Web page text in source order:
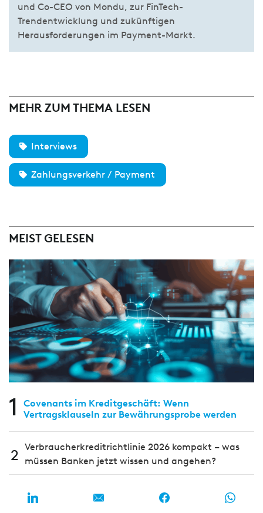
und Co-CEO von Mondu, zur FinTech-
Trendentwicklung und zukünftigen
Herausforderungen im Payment-Markt.
MEHR ZUM THEMA LESEN
Interviews
Zahlungsverkehr / Payment
MEIST GELESEN
1
Covenants im Kreditgeschäft: Wenn
Vertragsklauseln zur Bewährungsprobe werden
2 Verbraucherkreditrichtlinie 2026 kompakt – was
müssen Banken jetzt wissen und angehen?
9. MaRisk-Novelle: Weniger Detailregeln, mehr
Verantwortung – was sich für Banken jetzt